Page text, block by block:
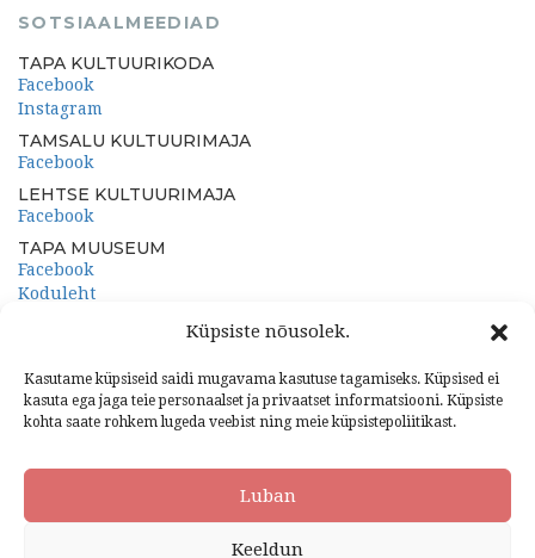
Küpsiste nõusolek.
Kasutame küpsiseid saidi mugavama kasutuse tagamiseks. Küpsised ei
kasuta ega jaga teie personaalset ja privaatset informatsiooni. Küpsiste
kohta saate rohkem lugeda veebist ning meie küpsistepoliitikast.
Luban
Keeldun
SOTSIAALMEEDIAD
TAPA KULTUURIKODA
Facebook
Instagram
TAMSALU KULTUURIMAJA
Facebook
LEHTSE KULTUURIMAJA
Facebook
TAPA MUUSEUM
Facebook
Koduleht
PORKUNI PAEMUUSEUM
Koduleht